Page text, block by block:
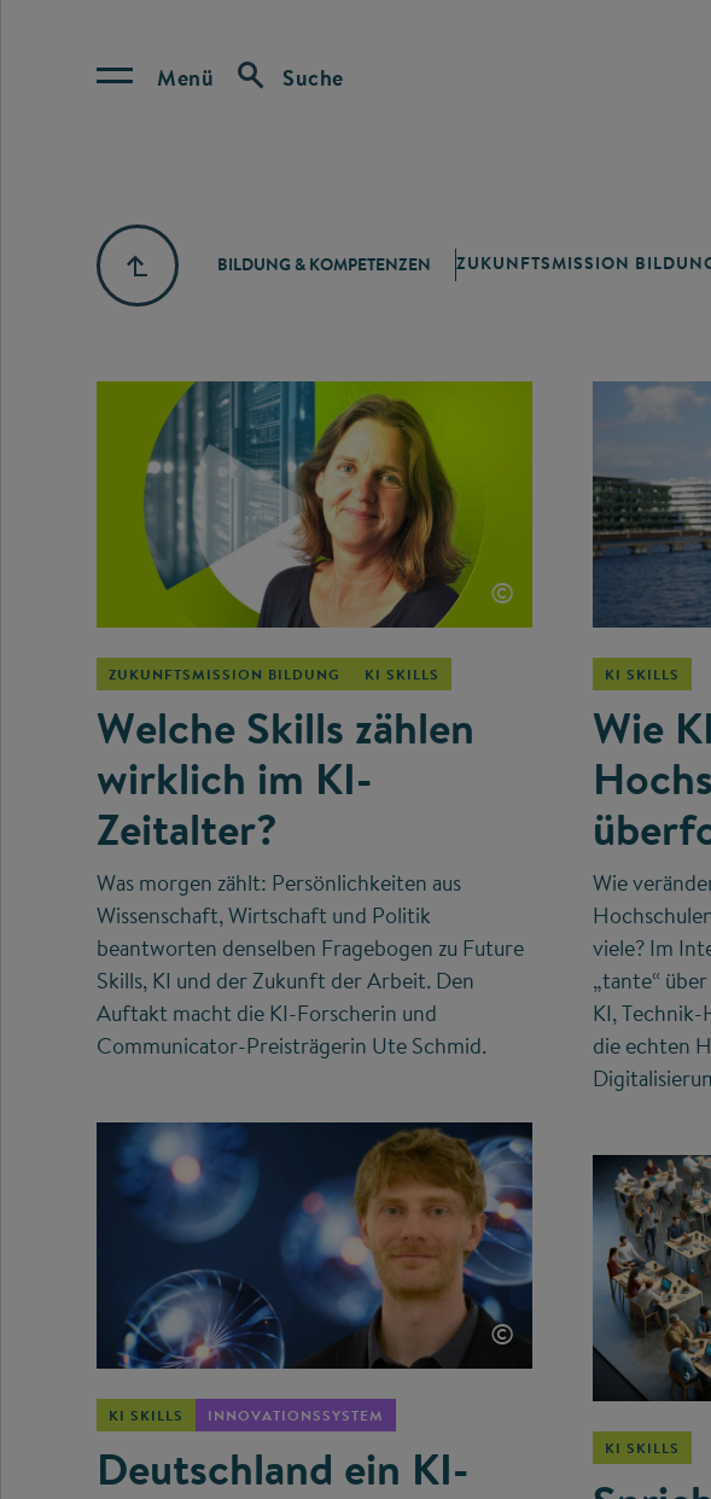
Menü Suche
BILDUNG & KOMPETENZEN ZUKUNFTSMISSION
©
ZUKUNFTSMISSION BILDUNG KI SKILLS
Welche Skills zählen
wirklich im KI-
Zeitalter?
Was morgen zählt: Persönlichkeiten aus
Wissenschaft, Wirtschaft und Politik
beantworten denselben Fragebogen zu Future
Skills, KI und der Zukunft der Arbeit. Den
Auftakt macht die KI-Forscherin und
Communicator-Preisträgerin Ute Schmid.
KI SKILLS
Wie
Wie
viele? Im
„tante“
KI, Technik-
die echten
©
KI SKILLS INNOVATIONSSYSTEM
Deutschland ein KI-
KI SKILLS